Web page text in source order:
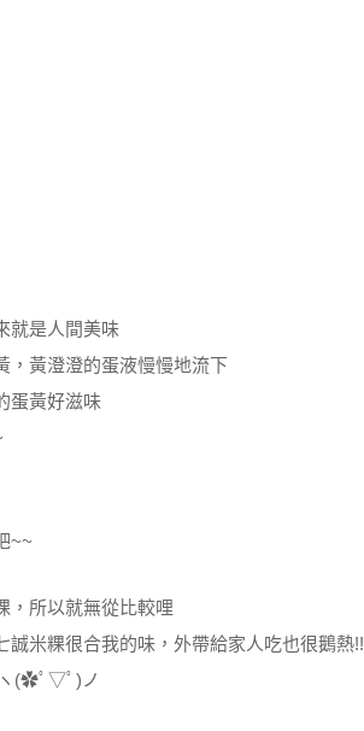
就是人間美味
，黃澄澄的蛋液慢慢地流下
蛋黃好滋味
~~
，所以就無從比較哩
誠米粿很合我的味，外帶給家人吃也很鵝熱!!
(✿ﾟ▽ﾟ)ノ